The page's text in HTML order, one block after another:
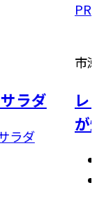
レモンバ
炒めも